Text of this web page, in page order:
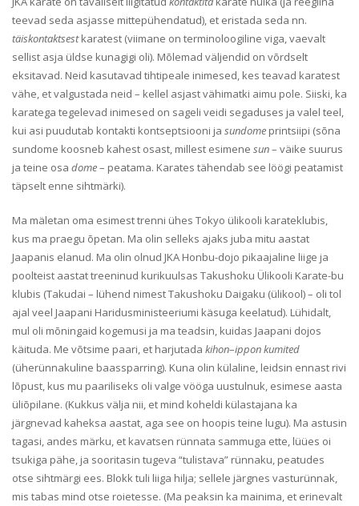
teevad seda asjasse mittepühendatud), et eristada seda nn.
täiskontaktsestkaratest (viimane on terminoloogiline viga, vaevalt
sellist asja üldse kunagigi oli). Mõlemad väljendid on võrdselt
eksitavad. Neid kasutavad tihtipeale inimesed, kes teavad karatest
vähe, et valgustada neid – kellel asjast vähimatki aimu pole. Siiski, ka
karatega tegelevad inimesed on sageli veidi segaduses ja valel teel,
kui asi puudutab kontakti kontseptsiooni ja sundome printsiipi (sõna
sundome koosneb kahest osast, millest esimene sun– väike suurus
ja teine osa dome– peatama. Karates tähendab see löögi peatamist
täpselt enne sihtmärki).
Ma mäletan oma esimest trenni ühes Tokyo ülikooli karateklubis,
kus ma praegu õpetan. Ma olin selleks ajaks juba mitu aastat
Jaapanis elanud. Ma olin olnud JKA Honbu-dojo pikaajaline liige ja
poolteist aastat treeninud kurikuulsas Takushoku Ülikooli Karate-bu
klubis (Takudai – lühend nimest Takushoku Daigaku (ülikool) – oli tol
ajal veel Jaapani Haridusministeeriumi käsuga keelatud). Lühidalt,
mul oli mõningaid kogemusi ja ma teadsin, kuidas Jaapani dojos
käituda. Me võtsime paari, et harjutada kihon–ippon kumited
(üherünnakuline baassparring). Kuna olin külaline, leidsin ennast rivi
lõpust, kus mu paariliseks oli valge vööga uustulnuk, esimese aasta
üliõpilane. (Kukkus välja nii, et mind koheldi külastajana ka
järgnevad kaheksa aastat, aga see on hoopis teine lugu). Ma astusin
tagasi, andes märku, et kavatsen rünnata sammuga ette, lüües oi
tsukiga pähe, ja sooritasin tugeva “tulistava” rünnaku, peatudes
otse sihtmärgi ees. Blokk tuli liiga hilja; sellele järgnes vasturünnak,
mis tabas mind otse roietesse. (Ma peaksin ka mainima, et erinevalt